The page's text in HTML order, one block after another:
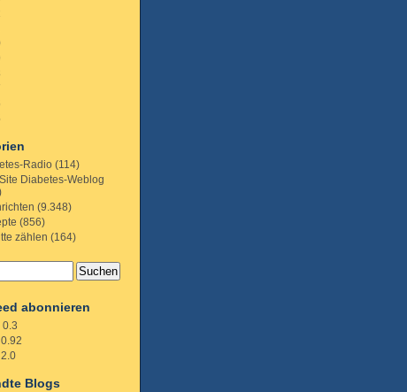
Radio (114)
Diabetes-Weblog
(9.348)
(856)
zählen (164)
abonnieren
0.3
Blogs